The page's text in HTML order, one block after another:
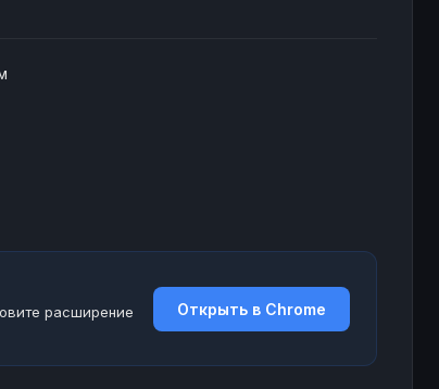
расширение
Открыть в Chrome